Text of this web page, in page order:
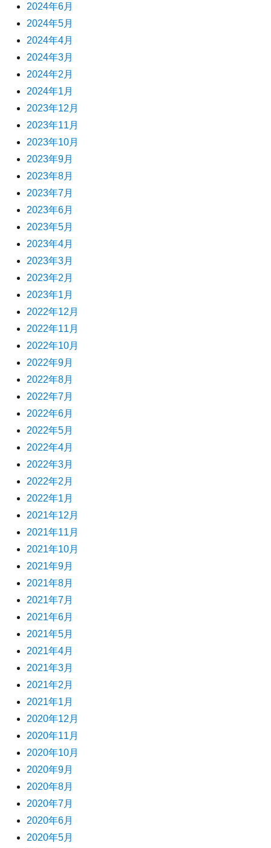
2024年6月
2024年5月
2024年4月
2024年3月
2024年2月
2024年1月
2023年12月
2023年11月
2023年10月
2023年9月
2023年8月
2023年7月
2023年6月
2023年5月
2023年4月
2023年3月
2023年2月
2023年1月
2022年12月
2022年11月
2022年10月
2022年9月
2022年8月
2022年7月
2022年6月
2022年5月
2022年4月
2022年3月
2022年2月
2022年1月
2021年12月
2021年11月
2021年10月
2021年9月
2021年8月
2021年7月
2021年6月
2021年5月
2021年4月
2021年3月
2021年2月
2021年1月
2020年12月
2020年11月
2020年10月
2020年9月
2020年8月
2020年7月
2020年6月
2020年5月